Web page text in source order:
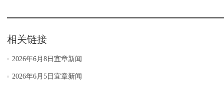
相关链接
2026年6月8日宜章新闻
2026年6月5日宜章新闻